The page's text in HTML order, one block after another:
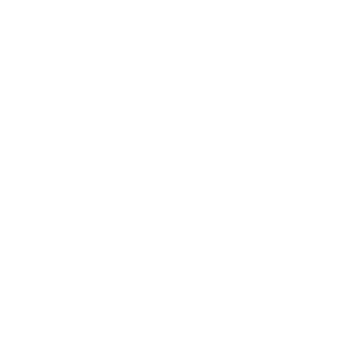
zu analysieren. Mit einem Klick auf „Alle akzeptieren“